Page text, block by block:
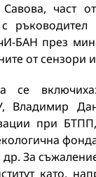
част
БАН през
от
се
Владимир
при
За
като,